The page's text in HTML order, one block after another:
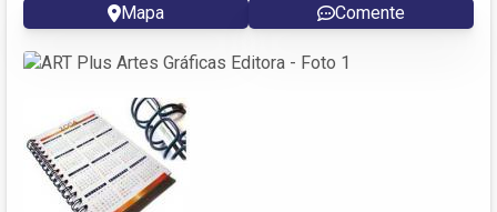
Mapa Comente